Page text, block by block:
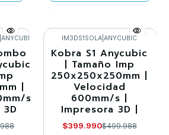
ANYCUBIC
|
s
-20%
IM3DS1SOLA |ANYCUBIC
Kobra S1 Anycubic
| Tamaño Imp
250x250x250mm |
Velocidad
600mm/s |
Impresora 3D |
$399.990$499.988